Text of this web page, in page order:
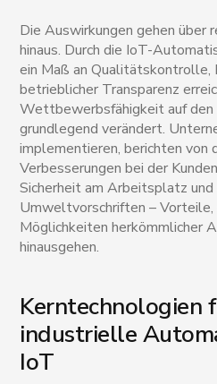
Die Auswirkungen gehen über
hinaus. Durch die IoT-
ein Maß an Qualitätskontrolle,
betrieblicher Transparenz
Wettbewerbsfähigkeit auf
grundlegend verändert.
implementieren, berichten von
Verbesserungen bei der
Sicherheit am Arbeitsplatz und
Umweltvorschriften –
Möglichkeiten herkömmlicher
hinausgehen.
Kerntechnologien
industrielle
IoT